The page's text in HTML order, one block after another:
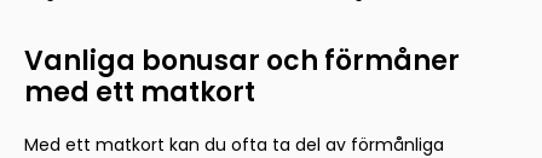
Vanliga bonusar och förmåner
med ett matkort
Med ett matkort kan du ofta ta del av förmånliga